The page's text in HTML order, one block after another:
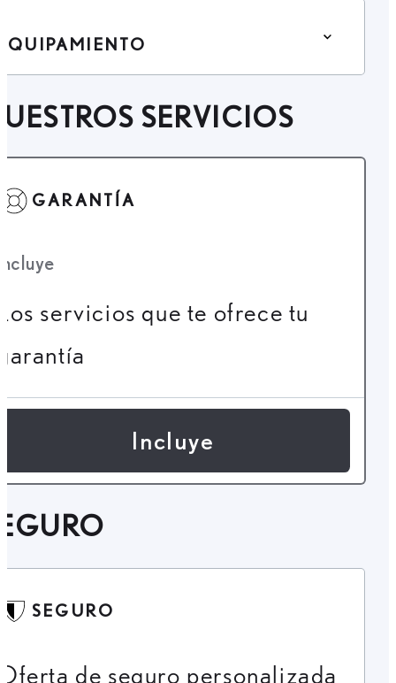
SERVICIOS
GARANTÍA
servicios que te ofrece tu
Incluye
SEGURO
de seguro personalizada